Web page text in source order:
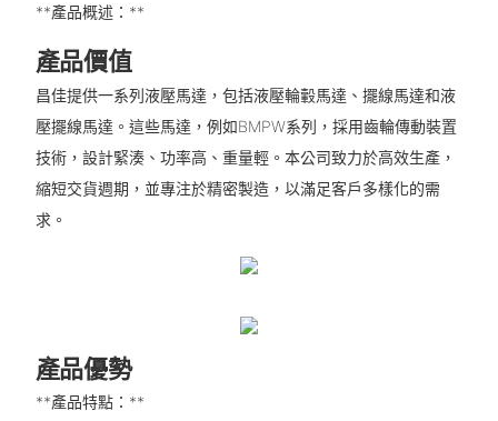
**產品概述：**
產品價值
昌佳提供一系列液壓馬達，包括液壓輪轂馬達、擺線馬達和液
壓擺線馬達。這些馬達，例如BMPW系列，採用齒輪傳動裝置
技術，設計緊湊、功率高、重量輕。本公司致力於高效生產，
縮短交貨週期，並專注於精密製造，以滿足客戶多樣化的需
求。
產品優勢
**產品特點：**